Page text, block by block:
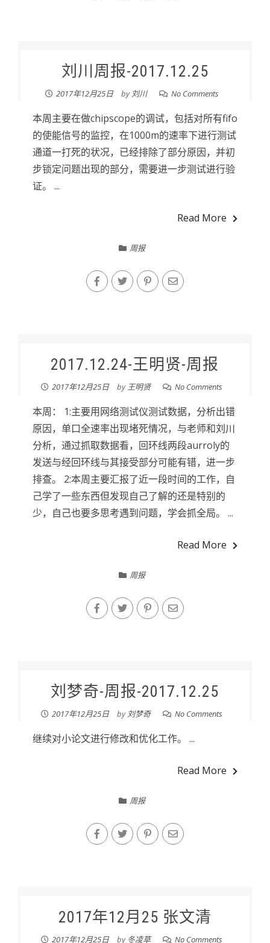
刘川周报-2017.12.25
2017年12月25日 by刘川 No Comments
本周主要在做chipscope的调试，包括对所有fifo
的使能信号的监控，在1000m的速率下进行测试
通道一打死的状况，已经排除了部分原因，并初
步锁定问题出现的部分，需要进一步测试进行验
证。 ...
Read More
周报
2017.12.24-王明贤-周报
2017年12月25日 by王明贤 No Comments
本周： 1:主要用网络测试仪测试数据，分析出错
原因，单口全速率出现堵死情况，与老师和刘川
分析，通过抓取数据看，回环线两段aurroly的
发送与经回环线与其接受部分可能有错，进一步
排查。 2:本周主要汇报了近一段时间的工作，自
己学了一些东西但发现自己了解的还是特别的
少，自己也要多思考遇到问题，学会抓全局。 ...
Read More
周报
刘梦奇-周报-2017.12.25
2017年12月25日 by刘梦奇 No Comments
继续对小论文进行修改和优化工作。 ...
Read More
周报
2017年12月25 张文清
2017年12月25日 by冬凌草 No Comments